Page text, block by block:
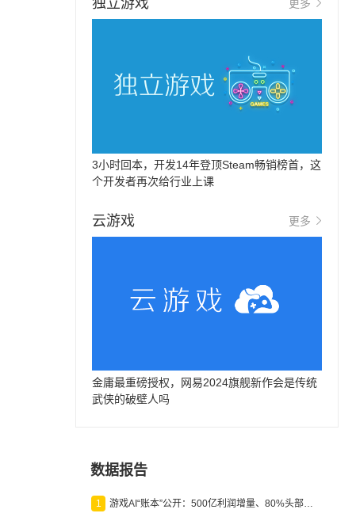
独立游戏 更多
3小时回本，开发14年登顶Steam畅销榜首，这
个开发者再次给行业上课
云游戏 更多
金庸最重磅授权，网易2024旗舰新作会是传统
武侠的破壁人吗
数据报告
1 游戏AI“账本”公开：500亿利润增量、80%头部入局，谁在闷声发财？